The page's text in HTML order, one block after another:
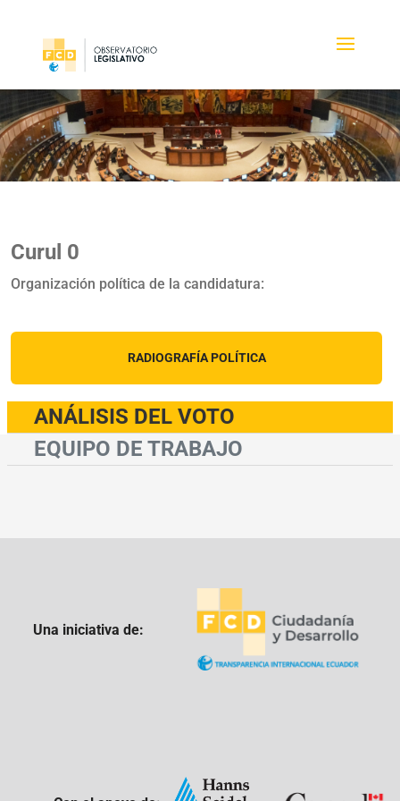
Curul 0
Organización política de la candidatura:
RADIOGRAFÍA POLÍTICA
ANÁLISIS DEL VOTO
EQUIPO DE TRABAJO
Una iniciativa de: